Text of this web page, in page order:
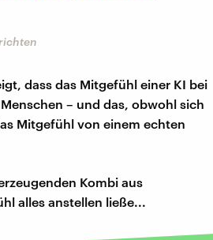
dass das Mitgefühl einer KI bei
– und das, obwohl sich
Mitgefühl von einem echten
Kombi aus
alles anstellen ließe...